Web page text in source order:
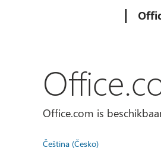
Office.com is
Čeština (Česko)